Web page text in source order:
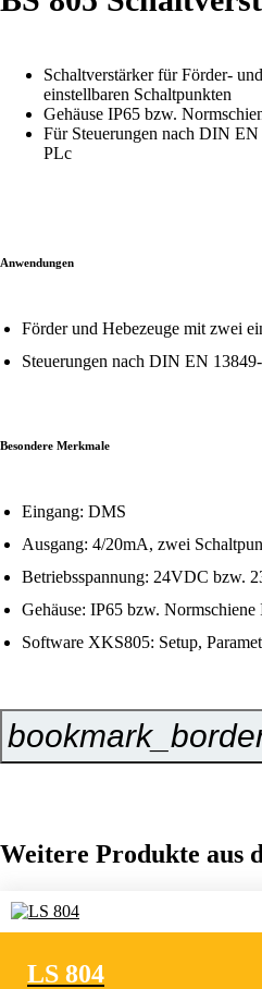
Schaltverstärker für Förder-
einstellbaren Schaltpunkten
Gehäuse IP65 bzw.
Für Steuerungen nach DIN
PLc
Anwendungen
Förder und Hebezeuge mit zwei
Steuerungen nach DIN EN
Besondere Merkmale
Eingang: DMS
Ausgang: 4/20mA, zwei
Betriebsspannung: 24VDC bzw.
Gehäuse: IP65 bzw. Normschiene
Software XKS805: Setup,
Weitere Produkte aus
LS 804